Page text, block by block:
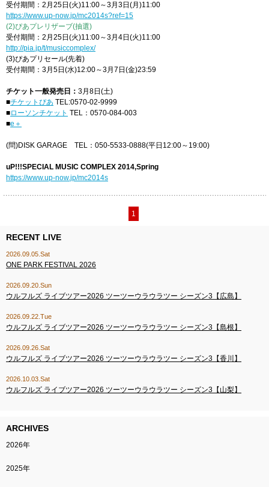
受付期間：2月25日(火)11:00～3月3日(月)11:00
https://www.up-now.jp/mc2014s?ref=15
(2)ぴあプレリザーブ(抽選)
受付期間：2月25日(火)11:00～3月4日(火)11:00
http://pia.jp/t/musiccomplex/
(3)ぴあプリセール(先着)
受付期間：3月5日(水)12:00～3月7日(金)23:59
チケット一般発売日： 3月8日(土)
■チケットぴあ TEL:0570-02-9999
■ローソンチケット TEL：0570-084-003
■e＋
(問)DISK GARAGE TEL：050-5533-0888(平日12:00～19:00)
uP!!!SPECIAL MUSIC COMPLEX 2014,Spring
https://www.up-now.jp/mc2014s
1
RECENT LIVE
2026.09.05.Sat
ONE PARK FESTIVAL 2026
2026.09.20.Sun
ウルフルズ ライブツアー2026 ツーツーウラウラツー シーズン3【広島】
2026.09.22.Tue
ウルフルズ ライブツアー2026 ツーツーウラウラツー シーズン3【島根】
2026.09.26.Sat
ウルフルズ ライブツアー2026 ツーツーウラウラツー シーズン3【香川】
2026.10.03.Sat
ウルフルズ ライブツアー2026 ツーツーウラウラツー シーズン3【山梨】
ARCHIVES
2026年
2025年